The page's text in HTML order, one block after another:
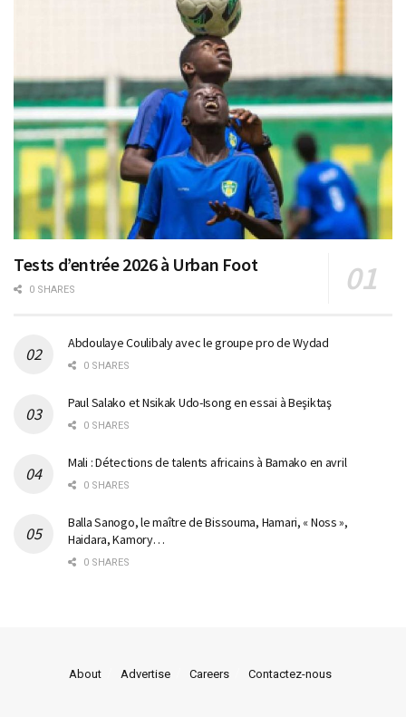
Tests d’entrée 2026 à Urban Foot
0 SHARES
Abdoulaye Coulibaly avec le groupe pro de Wydad
0 SHARES
Paul Salako et Nsikak Udo-Isong en essai à Beşiktaş
0 SHARES
Mali : Détections de talents africains à Bamako en avril
0 SHARES
Balla Sanogo, le maître de Bissouma, Hamari, « Noss »,
Haidara, Kamory…
0 SHARES
About Advertise Careers Contactez-nous